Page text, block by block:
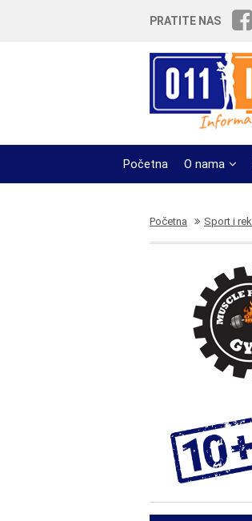
PRATITE NAS
Početna O nama
Početna Sport i